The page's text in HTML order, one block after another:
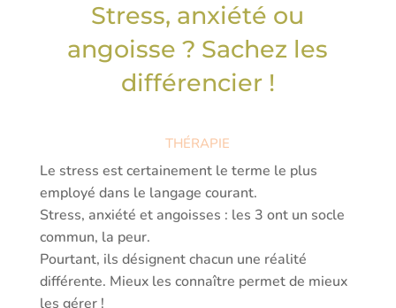
Stress, anxiété ou
angoisse ? Sachez les
différencier !
THÉRAPIE
Le stress est certainement le terme le plus
employé dans le langage courant.
Stress, anxiété et angoisses : les 3 ont un socle
commun, la peur.
Pourtant, ils désignent chacun une réalité
différente. Mieux les connaître permet de mieux
les gérer !